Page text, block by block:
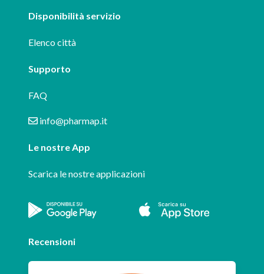
Disponibilità servizio
Elenco città
Supporto
FAQ
info@pharmap.it
Le nostre App
Scarica le nostre applicazioni
Recensioni